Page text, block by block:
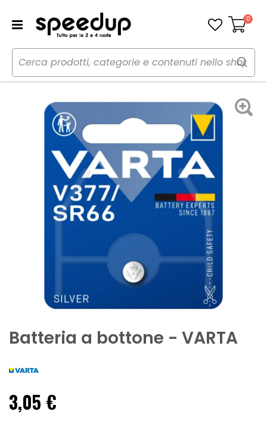
Carrello
0
Home Auto Audio elettronica mobile
Pile
Batteria a bottone - VARTA
Batteria a bottone - VARTA
3,05 €